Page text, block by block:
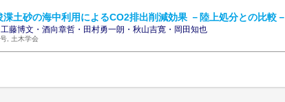
土砂の海中利用によるCO2排出削減効果 －陸上処分との比較－
藤博文・酒向章哲・田村勇一朗・秋山吉寛・岡田知也
, 土木学会